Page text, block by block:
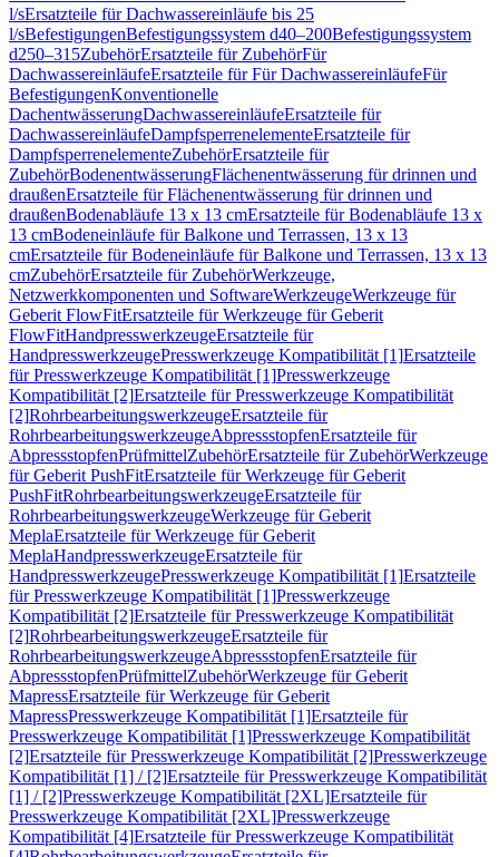
l/sErsatzteile für Dachwassereinläufe bis 25
l/sBefestigungenBefestigungssystem d40–200Befestigungssystem
d250–315ZubehörErsatzteile für ZubehörFür
DachwassereinläufeErsatzteile für Für DachwassereinläufeFür
BefestigungenKonventionelle
DachentwässerungDachwassereinläufeErsatzteile für
DachwassereinläufeDampfsperrenelementeErsatzteile für
DampfsperrenelementeZubehörErsatzteile für
ZubehörBodenentwässerungFlächenentwässerung für drinnen und
draußenErsatzteile für Flächenentwässerung für drinnen und
draußenBodenabläufe 13 x 13 cmErsatzteile für Bodenabläufe 13 x
13 cmBodeneinläufe für Balkone und Terrassen, 13 x 13
cmErsatzteile für Bodeneinläufe für Balkone und Terrassen, 13 x 13
cmZubehörErsatzteile für ZubehörWerkzeuge,
Netzwerkkomponenten und SoftwareWerkzeugeWerkzeuge für
Geberit FlowFitErsatzteile für Werkzeuge für Geberit
FlowFitHandpresswerkzeugeErsatzteile für
HandpresswerkzeugePresswerkzeuge Kompatibilität [1]Ersatzteile
für Presswerkzeuge Kompatibilität [1]Presswerkzeuge
Kompatibilität [2]Ersatzteile für Presswerkzeuge Kompatibilität
[2]RohrbearbeitungswerkzeugeErsatzteile für
RohrbearbeitungswerkzeugeAbpressstopfenErsatzteile für
AbpressstopfenPrüfmittelZubehörErsatzteile für ZubehörWerkzeuge
für Geberit PushFitErsatzteile für Werkzeuge für Geberit
PushFitRohrbearbeitungswerkzeugeErsatzteile für
RohrbearbeitungswerkzeugeWerkzeuge für Geberit
MeplaErsatzteile für Werkzeuge für Geberit
MeplaHandpresswerkzeugeErsatzteile für
HandpresswerkzeugePresswerkzeuge Kompatibilität [1]Ersatzteile
für Presswerkzeuge Kompatibilität [1]Presswerkzeuge
Kompatibilität [2]Ersatzteile für Presswerkzeuge Kompatibilität
[2]RohrbearbeitungswerkzeugeErsatzteile für
RohrbearbeitungswerkzeugeAbpressstopfenErsatzteile für
AbpressstopfenPrüfmittelZubehörWerkzeuge für Geberit
MapressErsatzteile für Werkzeuge für Geberit
MapressPresswerkzeuge Kompatibilität [1]Ersatzteile für
Presswerkzeuge Kompatibilität [1]Presswerkzeuge Kompatibilität
[2]Ersatzteile für Presswerkzeuge Kompatibilität [2]Presswerkzeuge
Kompatibilität [1] / [2]Ersatzteile für Presswerkzeuge Kompatibilität
[1] / [2]Presswerkzeuge Kompatibilität [2XL]Ersatzteile für
Presswerkzeuge Kompatibilität [2XL]Presswerkzeuge
Kompatibilität [4]Ersatzteile für Presswerkzeuge Kompatibilität